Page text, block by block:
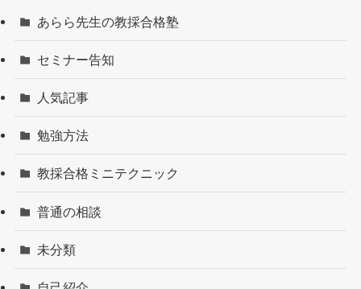
あらら先生の教採合格塾
セミナー告知
人気記事
勉強方法
教採合格ミニテクニック
普通の相談
未分類